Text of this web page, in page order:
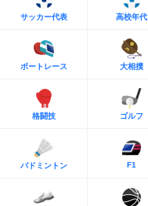
サッカー代表 高校年代
ボートレース 大相撲
格闘技 ゴルフ
バドミントン F1